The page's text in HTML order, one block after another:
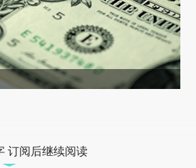
表财新观点和立场。推荐点击链
订阅后继续阅读